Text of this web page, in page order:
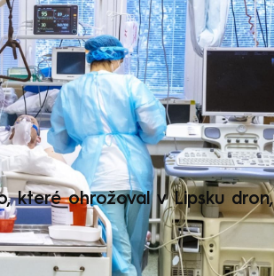
které ohrožoval v Lipsku dron,